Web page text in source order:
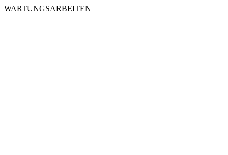
WARTUNGSARBEITEN